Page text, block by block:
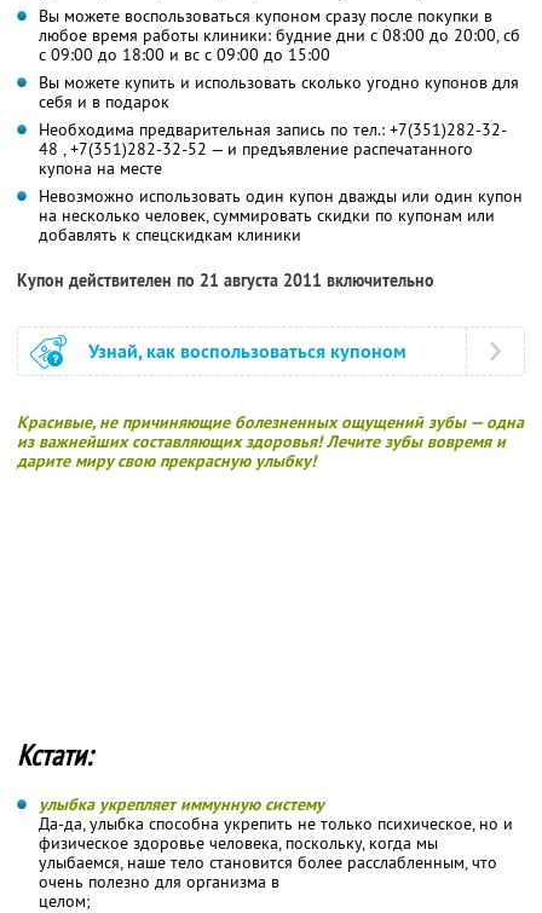
Вы можете воспользоваться купоном сразу после покупки в
любое время работы клиники: будние дни с 08:00 до 20:00, сб
с 09:00 до 18:00 и вс с 09:00 до 15:00
Вы можете купить и использовать сколько угодно купонов для
себя и в подарок
Необходима предварительная запись по тел.: +7(351)282-32-
48 , +7(351)282-32-52 — и предъявление распечатанного
купона на месте
Невозможно использовать один купон дважды или один купон
на несколько человек, суммировать скидки по купонам или
добавлять к спецскидкам клиники
Купон действителен по 21 августа 2011 включительно
Узнай, как воспользоваться купоном
Красивые, не причиняющие болезненных ощущений зубы — одна
из важнейших составляющих здоровья! Лечите зубы вовремя и
дарите миру свою прекрасную улыбку!
Кстати:
улыбка укрепляет иммунную систему
Да-да, улыбка способна укрепить не только психическое, но и
физическое здоровье человека, поскольку, когда мы
улыбаемся, наше тело становится более расслабленным, что
очень полезно для организма в
целом;